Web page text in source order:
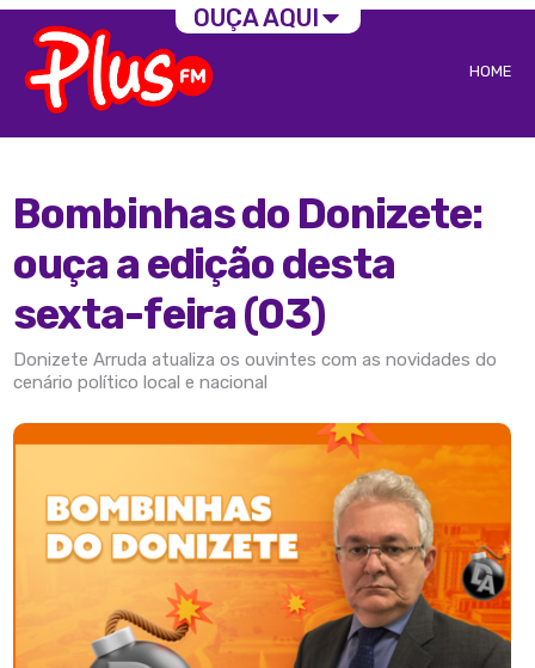
HOME
Bombinhas do Donizete:
ouça a edição desta
sexta-feira (03)
Donizete Arruda atualiza os ouvintes com as novidades do
cenário político local e nacional
OUÇA AQUI